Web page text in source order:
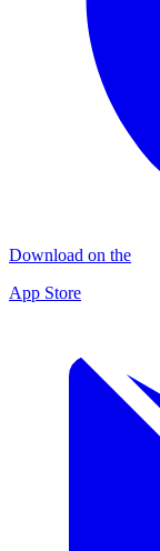
Download on the
App Store